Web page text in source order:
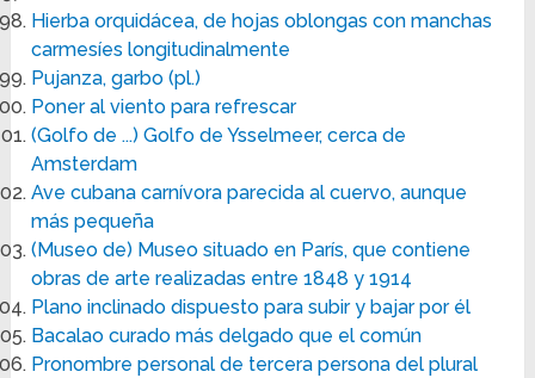
Hierba orquidácea, de hojas oblongas con manchas
carmesíes longitudinalmente
Pujanza, garbo (pl.)
Poner al viento para refrescar
(Golfo de ...) Golfo de Ysselmeer, cerca de
Amsterdam
Ave cubana carnívora parecida al cuervo, aunque
más pequeña
(Museo de) Museo situado en París, que contiene
obras de arte realizadas entre 1848 y 1914
Plano inclinado dispuesto para subir y bajar por él
Bacalao curado más delgado que el común
Pronombre personal de tercera persona del plural